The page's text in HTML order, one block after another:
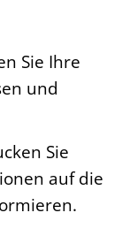
Sie Ihre
und
Sie
auf die